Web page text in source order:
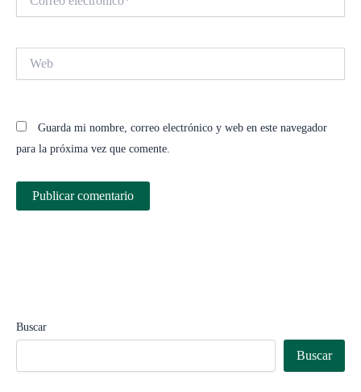
electrónico*
Guarda mi nombre, correo electrónico y web en este navegador
para la próxima vez que comente.
Buscar
Buscar